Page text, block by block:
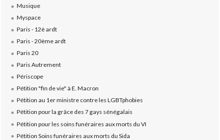
Musique
Myspace
Paris - 12è ardt
Paris - 20ème ardt
Paris 20
Paris Autrement
Périscope
Pétition "fin de vie" à E. Macron
Pétition au 1er ministre contre les LGBTphobies
Pétition pour la grâce des 7 gays sénégalais
Pétition pour les soins funéraires aux morts du VI
Pétition Soins funéraires aux morts du Sida